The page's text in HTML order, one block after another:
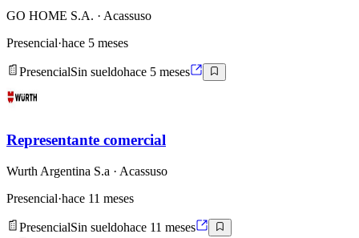
GO HOME S.A. · Acassuso
Presencial·hace 5 meses
PresencialSin sueldohace 5 meses
Representante comercial
Wurth Argentina S.a · Acassuso
Presencial·hace 11 meses
PresencialSin sueldohace 11 meses